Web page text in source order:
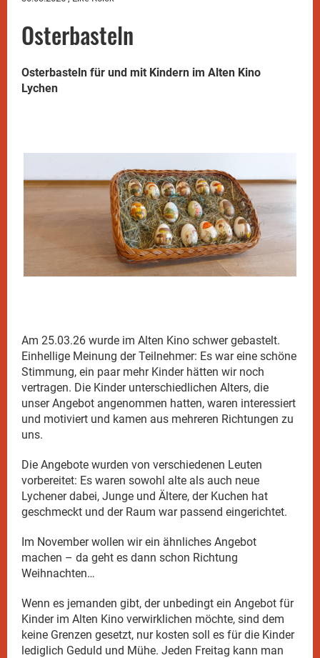
Osterbasteln
Osterbasteln für und mit Kindern im Alten Kino
Lychen
Am 25.03.26 wurde im Alten Kino schwer gebastelt.
Einhellige Meinung der Teilnehmer: Es war eine schöne
Stimmung, ein paar mehr Kinder hätten wir noch
vertragen. Die Kinder unterschiedlichen Alters, die
unser Angebot angenommen hatten, waren interessiert
und motiviert und kamen aus mehreren Richtungen zu
uns.
Die Angebote wurden von verschiedenen Leuten
vorbereitet: Es waren sowohl alte als auch neue
Lychener dabei, Junge und Ältere, der Kuchen hat
geschmeckt und der Raum war passend eingerichtet.
Im November wollen wir ein ähnliches Angebot
machen – da geht es dann schon Richtung
Weihnachten…
Wenn es jemanden gibt, der unbedingt ein Angebot für
Kinder im Alten Kino verwirklichen möchte, sind dem
keine Grenzen gesetzt, nur kosten soll es für die Kinder
lediglich Geduld und Mühe. Jeden Freitag kann man